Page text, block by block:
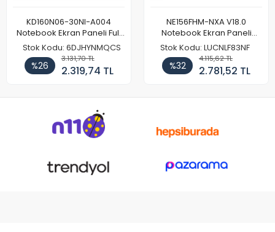
KD160N06-30NI-A004
Notebook Ekran Paneli Full
HD
Stok Kodu: 6DJHYNMQCS
%26
3.131,70 TL
2.319,74 TL
NE156FHM-NXA V18.0
Notebook Ekran Paneli
144Hz
Stok Kodu: LUCNLF83NF
%32
4.115,62 TL
2.781,52 TL